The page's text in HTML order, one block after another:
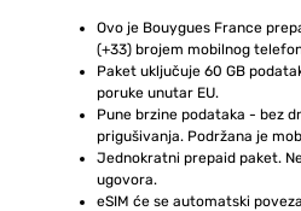
Ovo je Bouygues France
(+33) brojem mobilnog
Paket uključuje 60 GB
poruke unutar EU.
Pune brzine podataka - bez
prigušivanja. Podržana je
Jednokratni prepaid paket.
ugovora.
eSIM će se automatski